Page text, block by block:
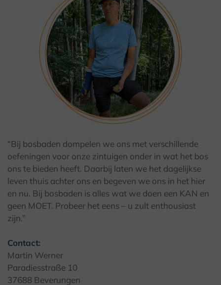
© Kulturland Kreis Höxter / K. Krajewski
“Bij bosbaden dompelen we ons met verschillende
oefeningen voor onze zintuigen onder in wat het bos
ons te bieden heeft. Daarbij laten we het dagelijkse
leven thuis achter ons en begeven we ons in het hier
en nu. Bij bosbaden is alles wat we doen een KAN en
geen MOET. Probeer het eens – u zult enthousiast
zijn.”
Contact:
Martin Werner
Paradiesstraße 10
37688 Beverungen